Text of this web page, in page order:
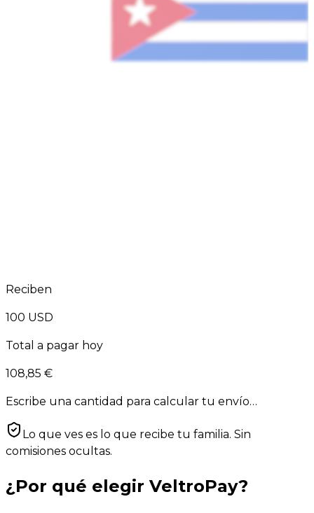
Reciben
100 USD
Total a pagar hoy
108,85 €
Escribe una cantidad para calcular tu envío…
Lo que ves es lo que recibe tu familia. Sin
comisiones ocultas.
¿Por qué elegir VeltroPay?